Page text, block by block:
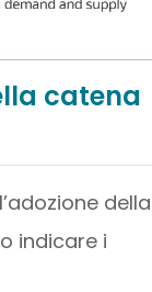
catena
della
indicare i